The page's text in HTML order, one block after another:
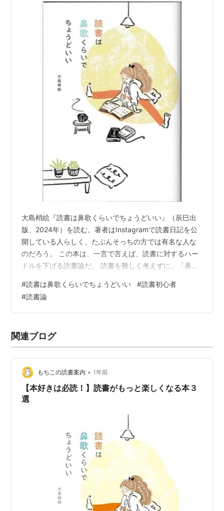
大島梢絵『読書は鼻歌くらいでちょうどいい』（辰巳出
版、2024年）を読む。著者はInstagramで読書日記を公
開している人らしく、たぶんそっちの方では有名な人な
のだろう。 この本は、一言で言えば、読書に対するハー
ドルを下げる読書論だ。 読書を難しく考えずに、「鼻歌
う感じ。なんといってもタイトルがすばらしい。 本を読
んでみたいけど、読書はちょっと苦手という人に向けて
書かれているようだが、すでに読書が習慣になっている
者（？）向けに書かれた本を読むのがけっこう好きだ。
書かれている内容はそう目新しいこ…
#読書は鼻歌くらいでちょうどいい #読書初心者
#読書論
関連ブログ
もちこの読書案内 • 1年前
【本好きは必読！】読書がもっと楽しくなる本３
選